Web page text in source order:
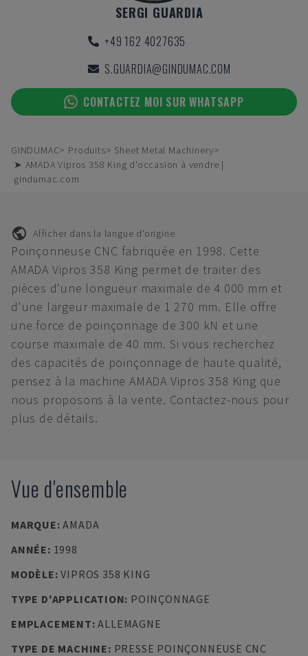
SERGI GUARDIA
+49 162 4027635
S.GUARDIA@GINDUMAC.COM
CONTACTEZ MOI SUR WHATSAPP
GINDUMAC Produits
Sheet Metal Machinery
➤ AMADA Vipros 358 King d'occasion à vendre |
gindumac.com
Afficher dans la langue d'origine
Poinçonneuse CNC fabriquée en 1998. Cette
AMADA Vipros 358 King permet de traiter des
pièces d'une longueur maximale de 4 000 mm et
d'une largeur maximale de 1 270 mm. Elle offre
une force de poinçonnage de 300 kN et une
course maximale de 40 mm. Si vous recherchez
des capacités de poinçonnage de haute qualité,
pensez à la machine AMADA Vipros 358 King que
nous proposons à la vente. Contactez-nous pour
plus de détails.
Vue d'ensemble
MARQUE:AMADA
ANNÉE: 1998
MODÈLE:VIPROS 358 KING
TYPE D'APPLICATION: POINÇONNAGE
EMPLACEMENT:ALLEMAGNE
TYPE DE MACHINE: PRESSE POINÇONNEUSE CNC